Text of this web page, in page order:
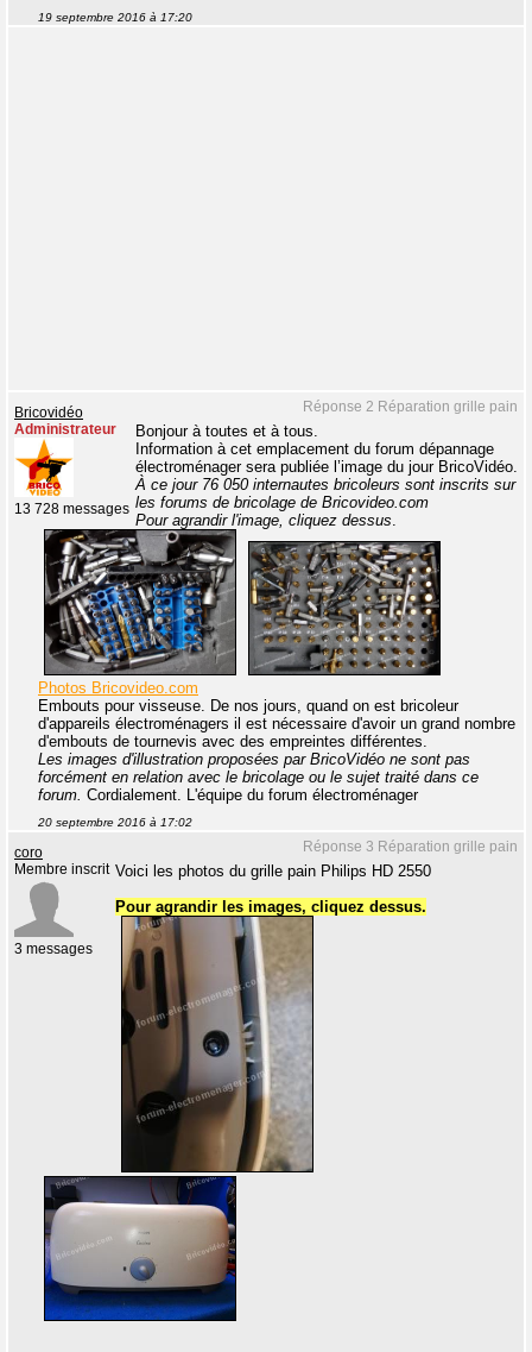
19 septembre 2016 à 17:20
Réponse 2 Réparation grille pain
Bricovidéo
Administrateur
13 728 messages
Bonjour à toutes et à tous.
Information à cet emplacement du forum dépannage
électroménager sera publiée l’image du jour BricoVidéo.
À ce jour 76 050 internautes bricoleurs sont inscrits sur
les forums de bricolage de Bricovideo.com
Pour agrandir l'image, cliquez dessus.
Photos Bricovideo.com
Embouts pour visseuse. De nos jours, quand on est bricoleur
d'appareils électroménagers il est nécessaire d'avoir un grand nombre
d'embouts de tournevis avec des empreintes différentes.
Les images d'illustration proposées par BricoVidéo ne sont pas
forcément en relation avec le bricolage ou le sujet traité dans ce
forum. Cordialement. L'équipe du forum électroménager
20 septembre 2016 à 17:02
Réponse 3 Réparation grille pain
coro
Membre inscrit
3 messages
Voici les photos du grille pain Philips HD 2550
Pour agrandir les images, cliquez dessus.